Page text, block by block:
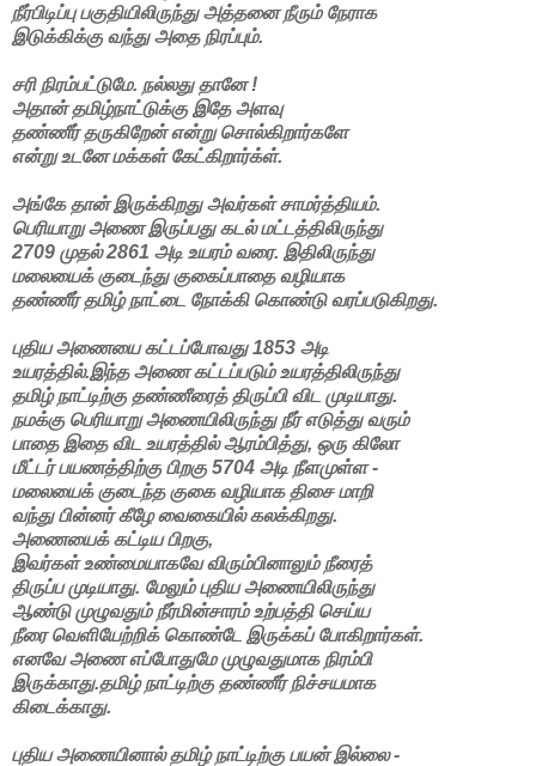
நீர்பிடிப்பு பகுதியிலிருந்து அத்தனை நீரும் நேராக
இடுக்கிக்கு வந்து அதை நிரப்பும்.
சரி நிரம்பட்டுமே. நல்லது தானே !
அதான் தமிழ்நாட்டுக்கு இதே அளவு
தண்ணீர் தருகிறேன் என்று சொல்கிறார்களே
என்று உடனே மக்கள் கேட்கிறார்க்ள்.
அங்கே தான் இருக்கிறது அவர்கள் சாமர்த்தியம்.
பெரியாறு அணை இருப்பது கடல் மட்டத்திலிருந்து
2709 முதல் 2861 அடி உயரம் வரை. இதிலிருந்து
மலையைக் குடைந்து குகைப்பாதை வழியாக
தண்ணீர் தமிழ் நாட்டை நோக்கி கொண்டு வரப்படுகிறது.
புதிய அணையை கட்டப்போவது 1853 அடி
உயரத்தில்.இந்த அணை கட்டப்படும் உயரத்திலிருந்து
தமிழ் நாட்டிற்கு தண்ணீரைத் திருப்பி விட முடியாது.
நமக்கு பெரியாறு அணையிலிருந்து நீர் எடுத்து வரும்
பாதை இதை விட உயரத்தில் ஆரம்பித்து, ஒரு கிலோ
மீட்டர் பயணத்திற்கு பிறகு 5704 அடி நீளமுள்ள -
மலையைக் குடைந்த குகை வழியாக திசை மாறி
வந்து பின்னர் கீழே வைகையில் கலக்கிறது.
அணையைக் கட்டிய பிறகு,
இவர்கள் உண்மையாகவே விரும்பினாலும் நீரைத்
திருப்ப முடியாது. மேலும் புதிய அணையிலிருந்து
ஆண்டு முழுவதும் நீர்மின்சாரம் உற்பத்தி செய்ய
நீரை வெளியேற்றிக் கொண்டே இருக்கப் போகிறார்கள்.
எனவே அணை எப்போதுமே முழுவதுமாக நிரம்பி
இருக்காது.தமிழ் நாட்டிற்கு தண்ணீர் நிச்சயமாக
கிடைக்காது.
புதிய அணையினால் தமிழ் நாட்டிற்கு பயன் இல்லை -